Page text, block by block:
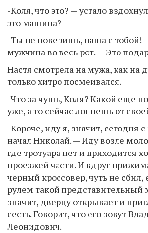
-Коля, что это? — устало
это машина?
-Ты не поверишь, наша с тобой!
мужчина во весь рот. — Это
Настя смотрела на мужа, как на
только хитро посмеивался.
-Что за чушь, Коля? Какой еще
уже, а то сейчас лопнешь от
-Короче, иду я, значит, сегодня
начал Николай. — Иду возле
где тротуара нет и приходится
проезжей части. И вдруг
черный кроссовер, чуть не сбил,
рулем такой представительный
значит, дверцу открывает и
сесть. Говорит, что его зовут
Леонидович.